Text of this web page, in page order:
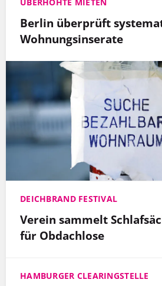
Berlin überprüft
Wohnungsinserate
DEICHBRAND FESTIVAL
Verein sammelt
für Obdachlose
HAMBURGER CLEARINGSTELLE